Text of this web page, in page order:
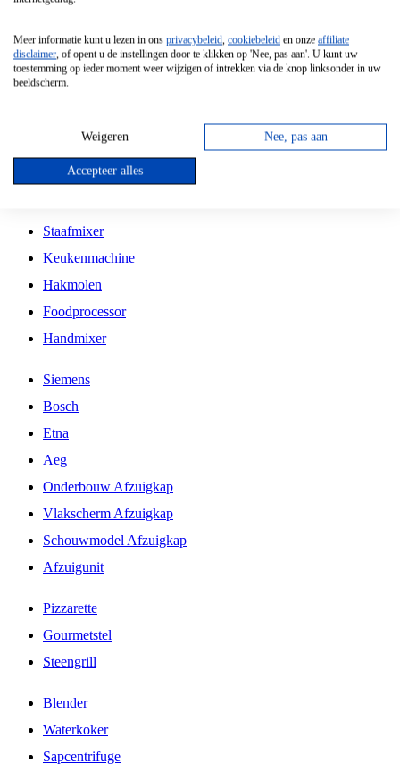
Vrijstaande Magnetron
Vrijstaande Kookplaat
Inbouw Gaskookplaat
Inbouw Keramische Kookplaat
Kookplaat Accessoires
Staafmixer
Keukenmachine
Hakmolen
Foodprocessor
Handmixer
Siemens
Bosch
Etna
Aeg
Onderbouw Afzuigkap
Vlakscherm Afzuigkap
Schouwmodel Afzuigkap
Afzuigunit
Pizzarette
Gourmetstel
Steengrill
Blender
Waterkoker
Sapcentrifuge
Meer informatie kunt u lezen in ons privacybeleid, cookiebeleid en onze affiliate
disclaimer, of opent u de instellingen door te klikken op 'Nee, pas aan'. U kunt uw
toestemming op ieder moment weer wijzigen of intrekken via de knop linksonder in uw
beeldscherm.
Weigeren Nee, pas aan
Accepteer alles